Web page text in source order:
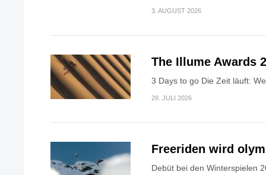
3. AUGUST 2026
The Illume Awards
3 Days to go Die Zeit läuft:
28. JULI 2026
Freeriden wird
Debüt bei den Winterspielen